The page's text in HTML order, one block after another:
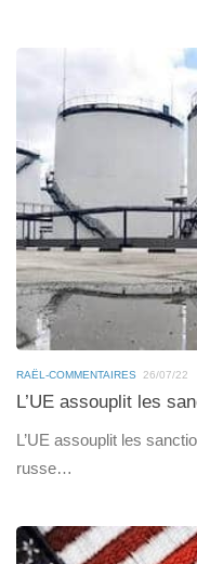
RAËL-COMMENTAIRES 26/07/22
L’UE assouplit les
L’UE assouplit les
russe…